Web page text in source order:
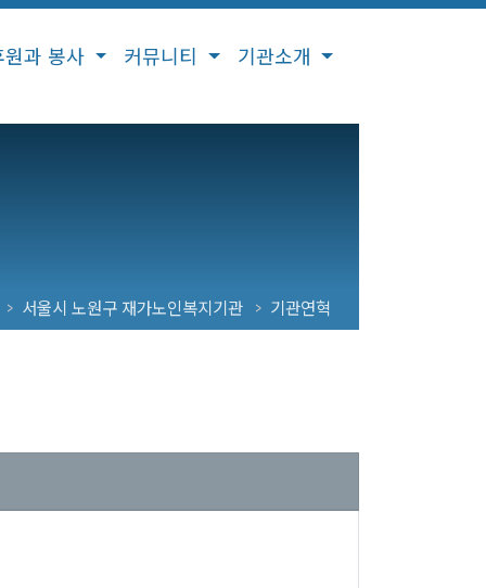
원과 봉사 커뮤니티 기관소개
서울시 노원구 재가노인복지기관 기관연혁